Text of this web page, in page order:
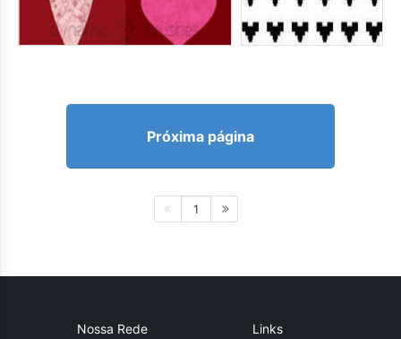
Próxima página
1
Nossa Rede Links